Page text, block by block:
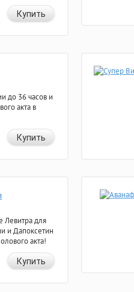
Купить
до 36 часов и
акта в
Купить
Левитра для
и Дапоксетин
акта!
Купить